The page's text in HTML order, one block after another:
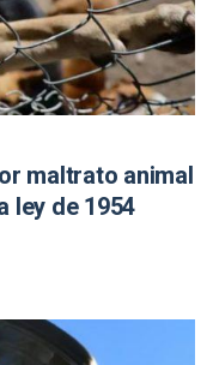
maltrato animal
ley de 1954